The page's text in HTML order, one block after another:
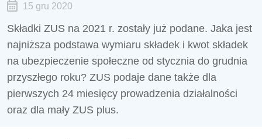
15 gru 2020
Składki ZUS na 2021 r. zostały już podane. Jaka jest
najniższa podstawa wymiaru składek i kwot składek
na ubezpieczenie społeczne od stycznia do grudnia
przyszłego roku? ZUS podaje dane także dla
pierwszych 24 miesięcy prowadzenia działalności
oraz dla mały ZUS plus.